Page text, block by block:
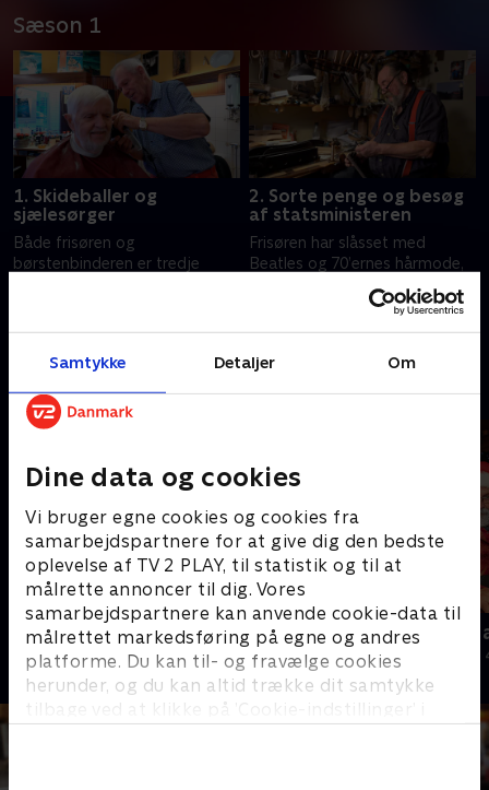
Samtykke Detaljer Om
Dine data og cookies
Vi bruger egne cookies og cookies fra
samarbejdspartnere for at give dig den bedste
oplevelse af TV 2 PLAY, til statistik og til at
målrette annoncer til dig. Vores
samarbejdspartnere kan anvende cookie-data til
målrettet markedsføring på egne og andres
platforme. Du kan til- og fravælge cookies
herunder, og du kan altid trække dit samtykke
tilbage ved at klikke på ’Cookie-indstillinger’ i
Sæson 1
1. Skideballer og
sjælesørger
Både frisøren og
børstenbinderen er tredje
forskellig
16. marts 2025 • 25 min
2. Sorte penge og besøg
af statsministeren
Frisøren har slåsset med
Beatles og 70’ernes hårmode,
foragter al moderne teknologi.
23. marts 2025 • 25 min
Andre så også
Julelys for millioner
2022 • Livsstil • 46 min
Jul i hjertet
2023 • Livsstil •